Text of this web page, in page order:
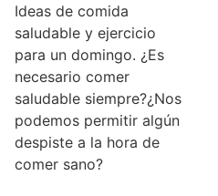
Ideas de comida
saludable y ejercicio
para un domingo. ¿Es
necesario comer
saludable siempre?¿Nos
podemos permitir algún
despiste a la hora de
comer sano?